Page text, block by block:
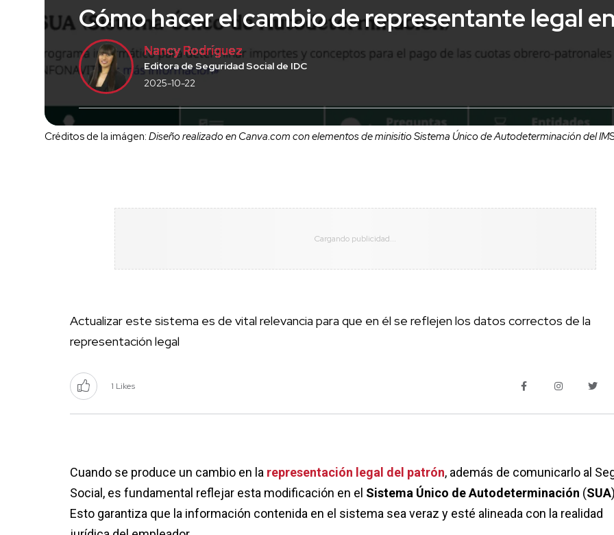
Cómo hacer el cambio de representante legal
Nancy Rodríguez
Editora de Seguridad Social de IDC
2025-10-22
Créditos de la imágen: Diseño realizado en Canva.com con elementos de minisitio Sistema Único de Autodeterminación del
Actualizar este sistema es de vital relevancia para que en él se reflejen los datos correctos de la
representación legal
1 Likes
Cuando se produce un cambio en la representación legal del patrón, además de comunicarlo al
Social, es fundamental reflejar esta modificación en el Sistema Único de Autodeterminación (SUA
Esto garantiza que la información contenida en el sistema sea veraz y esté alineada con la realidad